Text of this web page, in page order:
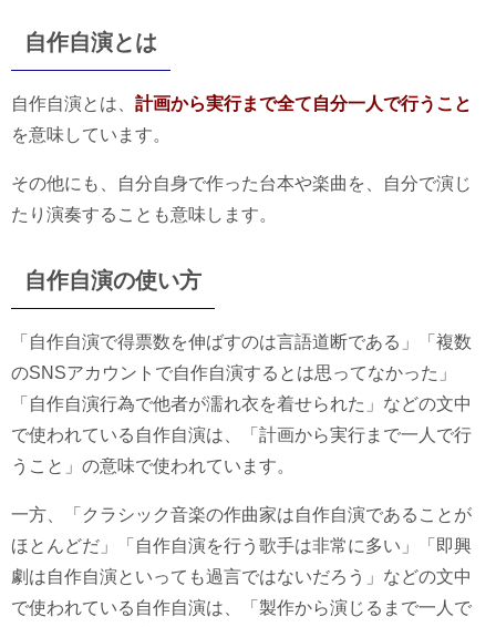
自作自演とは
自作自演とは、 計画から実行まで全て自分一人で行うこと
を意味しています。
その他にも、自分自身で作った台本や楽曲を、自分で演じ
たり演奏することも意味します。
自作自演の使い方
「自作自演で得票数を伸ばすのは言語道断である」「複数
のSNSアカウントで自作自演するとは思ってなかった」
「自作自演行為で他者が濡れ衣を着せられた」などの文中
で使われている自作自演は、「計画から実行まで一人で行
うこと」の意味で使われています。
一方、「クラシック音楽の作曲家は自作自演であることが
ほとんどだ」「自作自演を行う歌手は非常に多い」「即興
劇は自作自演といっても過言ではないだろう」などの文中
で使われている自作自演は、「製作から演じるまで一人で